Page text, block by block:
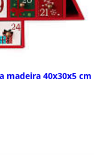
madeira 40x30x5 cm